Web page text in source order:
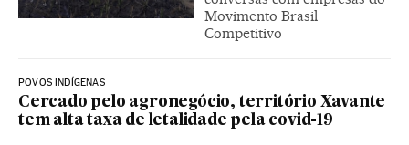
Movimento Brasil
Competitivo
POVOS INDÍGENAS
Cercado pelo agronegócio, território Xavante
tem alta taxa de letalidade pela covid-19